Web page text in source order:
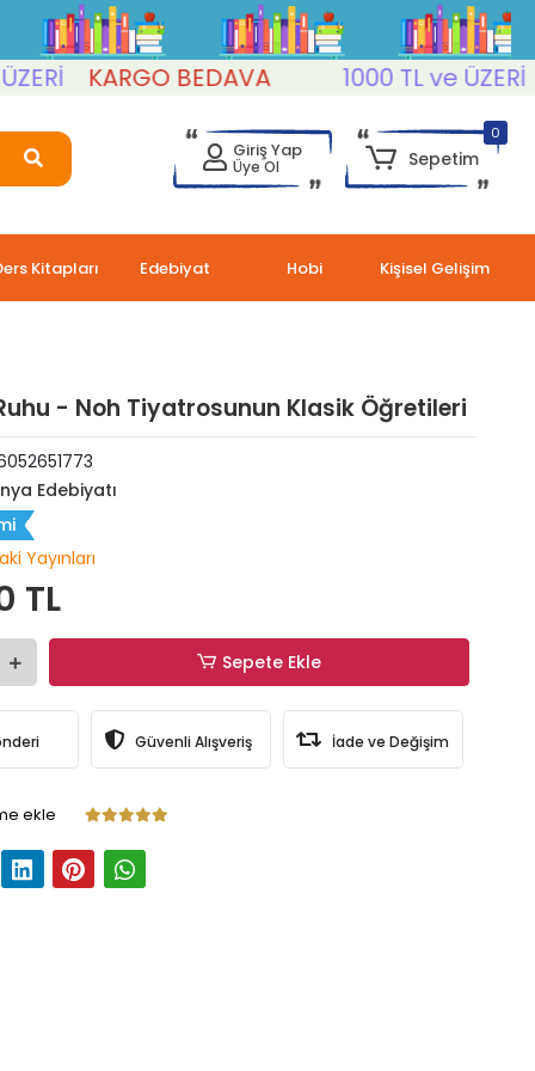
KARGO BEDAVA 1000 TL ve ÜZERİ
Giriş Yap
Üye Ol
0
Sepetim
Kitapları Edebiyat Hobi Kişisel Gelişim
- Noh Tiyatrosunun Klasik Öğretileri
Edebiyatı
Yayınları
TL
Sepete Ekle
Güvenli Alışveriş İade ve Değişim
ekle